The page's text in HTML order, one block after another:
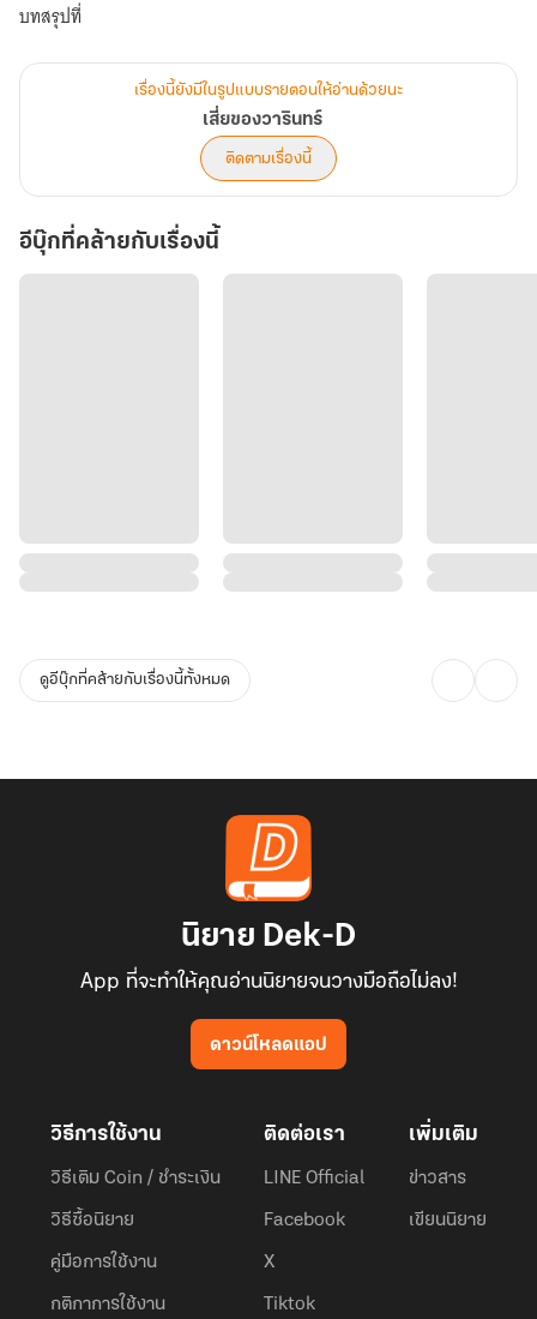
บทสรุปที่
เรื่องนี้ยังมีในรูปแบบรายตอนให้อ่านด้วยนะ
เสี่ยของวารินทร์
ติดตามเรื่องนี้
อีบุ๊กที่คล้ายกับเรื่องนี้
ดูอีบุ๊กที่คล้ายกับเรื่องนี้ทั้งหมด
นิยาย Dek-D
App ที่จะทำให้คุณอ่านนิยายจนวางมือถือไม่ลง!
ดาวน์โหลดแอป
วิธีการใช้งาน
วิธีเติม Coin / ชำระเงิน
วิธีซื้อนิยาย
คู่มือการใช้งาน
กติกาการใช้งาน
ติดต่อเรา
LINE Official
Facebook
X
Tiktok
เพิ่มเติม
ข่าวสาร
เขียนนิยาย